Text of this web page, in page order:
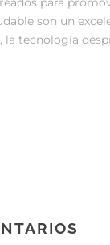
son un
la tecnología